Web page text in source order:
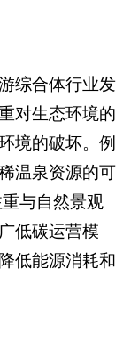
综合体行业发
对生态环境的
境的破坏。例
温泉资源的可
与自然景观
低碳运营模
低能源消耗和